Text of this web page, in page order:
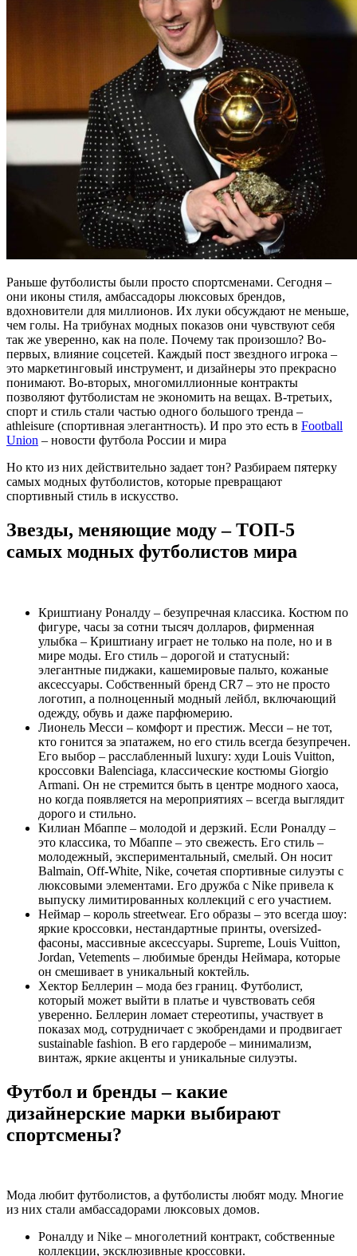
Раньше футболисты были просто спортсменами. Сегодня –
они иконы стиля, амбассадоры люксовых брендов,
вдохновители для миллионов. Их луки обсуждают не меньше,
чем голы. На трибунах модных показов они чувствуют себя
так же уверенно, как на поле. Почему так произошло? Во-
первых, влияние соцсетей. Каждый пост звездного игрока –
это маркетинговый инструмент, и дизайнеры это прекрасно
понимают. Во-вторых, многомиллионные контракты
позволяют футболистам не экономить на вещах. В-третьих,
спорт и стиль стали частью одного большого тренда –
athleisure (спортивная элегантность). И про это есть в Football
Union – новости футбола России и мира
Но кто из них действительно задает тон? Разбираем пятерку
самых модных футболистов, которые превращают
спортивный стиль в искусство.
Звезды, меняющие моду – ТОП-5
самых модных футболистов мира
Криштиану Роналду – безупречная классика. Костюм по
фигуре, часы за сотни тысяч долларов, фирменная
улыбка – Криштиану играет не только на поле, но и в
мире моды. Его стиль – дорогой и статусный:
элегантные пиджаки, кашемировые пальто, кожаные
аксессуары. Собственный бренд CR7 – это не просто
логотип, а полноценный модный лейбл, включающий
одежду, обувь и даже парфюмерию.
Лионель Месси – комфорт и престиж. Месси – не тот,
кто гонится за эпатажем, но его стиль всегда безупречен.
Его выбор – расслабленный luxury: худи Louis Vuitton,
кроссовки Balenciaga, классические костюмы Giorgio
Armani. Он не стремится быть в центре модного хаоса,
но когда появляется на мероприятиях – всегда выглядит
дорого и стильно.
Килиан Мбаппе – молодой и дерзкий. Если Роналду –
это классика, то Мбаппе – это свежесть. Его стиль –
молодежный, экспериментальный, смелый. Он носит
Balmain, Off-White, Nike, сочетая спортивные силуэты с
люксовыми элементами. Его дружба с Nike привела к
выпуску лимитированных коллекций с его участием.
Неймар – король streetwear. Его образы – это всегда шоу:
яркие кроссовки, нестандартные принты, oversized-
фасоны, массивные аксессуары. Supreme, Louis Vuitton,
Jordan, Vetements – любимые бренды Неймара, которые
он смешивает в уникальный коктейль.
Хектор Беллерин – мода без границ. Футболист,
который может выйти в платье и чувствовать себя
уверенно. Беллерин ломает стереотипы, участвует в
показах мод, сотрудничает с экобрендами и продвигает
sustainable fashion. В его гардеробе – минимализм,
винтаж, яркие акценты и уникальные силуэты.
Футбол и бренды – какие
дизайнерские марки выбирают
спортсмены?
Мода любит футболистов, а футболисты любят моду. Многие
из них стали амбассадорами люксовых домов.
Роналду и Nike – многолетний контракт, собственные
коллекции, эксклюзивные кроссовки.